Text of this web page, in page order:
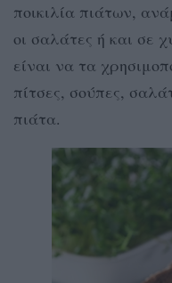
ποικιλία πιάτων,
οι σαλάτες ή και σε
είναι να τα
πίτσες, σούπες,
πιάτα.